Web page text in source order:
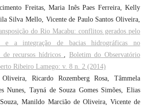
Freitas, Maria Inês Paes Ferreira, Kelly
Silva Mello, Vicente de Paulo Santos Oliveira,
do Rio Macabu: conflitos gerados pelo
e a integração de bacias hidrográficas no
de recursos hídricos
Boletim do Observatório
Ribeiro Lamego: v. 8 n. 2 (2014)
Ricardo Rozemberg Rosa, Tâmmela
Nunes, Tayná de Souza Gomes Simões, Elias
Souza, Manildo Marcião de Oliveira, Vicente de